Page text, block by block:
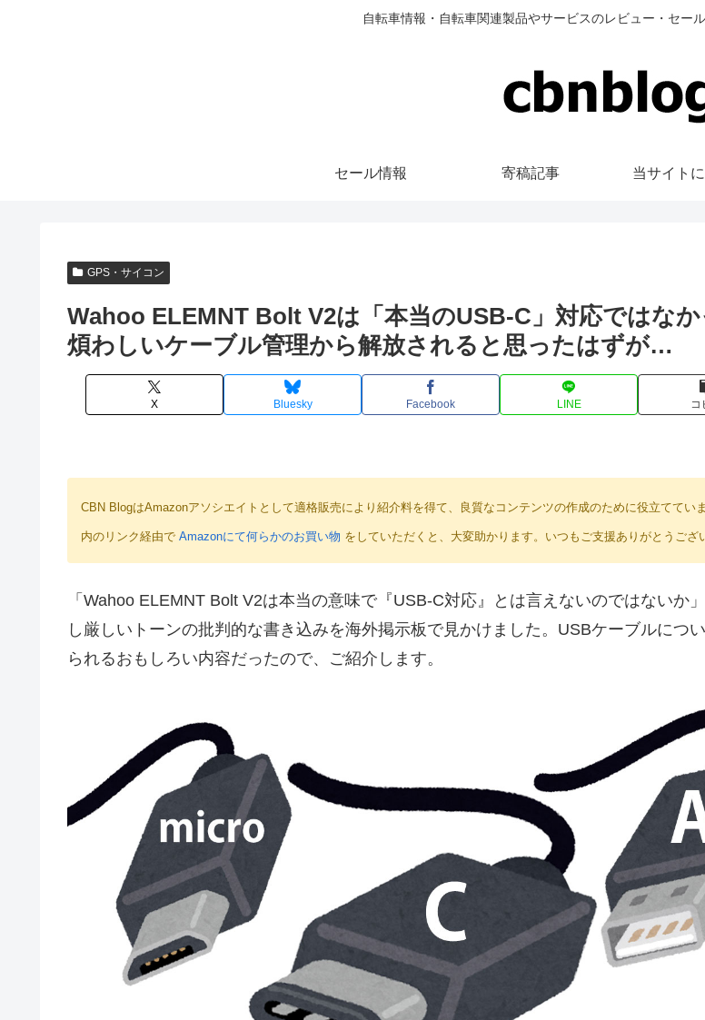
自転車情報・自転車関連製品やサービスのレビュー・セー
セール情報 寄稿記事 当サイト
GPS・サイコン
Wahoo ELEMNT Bolt V2は「本当のUSB-C」対応ではなか
煩わしいケーブル管理から解放されると思ったはずが…
X Bluesky Facebook LINE コ
CBN BlogはAmazonアソシエイトとして適格販売により紹介料を得て、良質なコンテンツの作成のために役立ててい
内のリンク経由で Amazonにて何らかのお買い物 をしていただくと、大変助かります。いつもご支援ありがとうござ
「Wahoo ELEMNT Bolt V2は本当の意味で『USB-C対応』とは言えないのではないか
し厳しいトーンの批判的な書き込みを海外掲示板で見かけました。USBケーブルにつ
られるおもしろい内容だったので、ご紹介します。